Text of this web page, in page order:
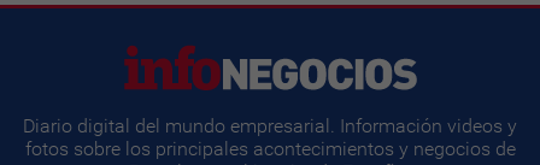
Diario digital del mundo empresarial. Información videos y
fotos sobre los principales acontecimientos y negocios de